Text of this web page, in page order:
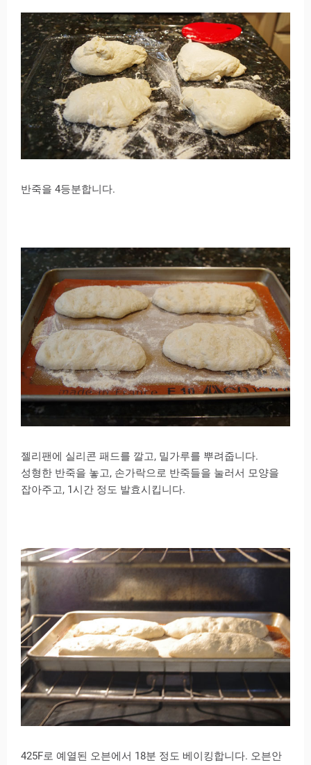
반죽을 4등분합니다.
젤리팬에 실리콘 패드를 깔고, 밀가루를 뿌려줍니다.
성형한 반죽을 놓고, 손가락으로 반죽들을 눌러서 모양을
잡아주고, 1시간 정도 발효시킵니다.
425F로 예열된 오븐에서 18분 정도 베이킹합니다. 오븐안